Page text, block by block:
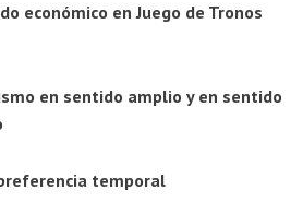
económico en Juego de Tronos
en sentido amplio y en sentido
temporal